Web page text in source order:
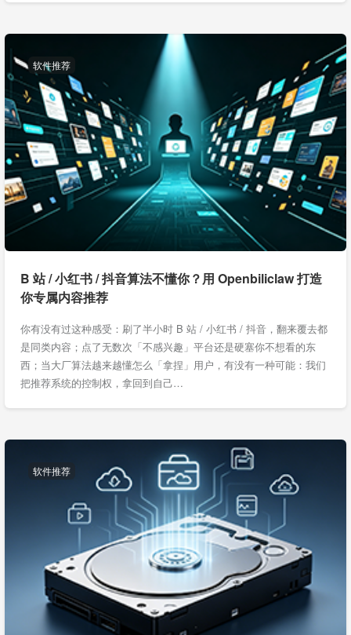
软件推荐
B 站 / 小红书 / 抖音算法不懂你？用 Openbiliclaw 打造
你专属内容推荐
你有没有过这种感受：刷了半小时 B 站 / 小红书 / 抖音，翻来覆去都
是同类内容；点了无数次「不感兴趣」平台还是硬塞你不想看的东
西；当大厂算法越来越懂怎么「拿捏」用户，有没有一种可能：我们
把推荐系统的控制权，拿回到自己…
软件推荐